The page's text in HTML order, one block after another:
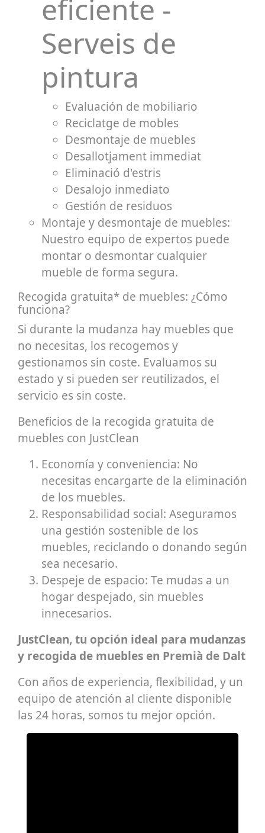
eficiente -
Serveis de
pintura
Evaluación de mobiliario
Reciclatge de mobles
Desmontaje de muebles
Desallotjament immediat
Eliminació d'estris
Desalojo inmediato
Gestión de residuos
Montaje y desmontaje de muebles:
Nuestro equipo de expertos puede
montar o desmontar cualquier
mueble de forma segura.
Recogida gratuita* de muebles: ¿Cómo
funciona?
Si durante la mudanza hay muebles que
no necesitas, los recogemos y
gestionamos sin coste. Evaluamos su
estado y si pueden ser reutilizados, el
servicio es sin coste.
Beneficios de la recogida gratuita de
muebles con JustClean
Economía y conveniencia: No
necesitas encargarte de la eliminación
de los muebles.
Responsabilidad social: Aseguramos
una gestión sostenible de los
muebles, reciclando o donando según
sea necesario.
Despeje de espacio: Te mudas a un
hogar despejado, sin muebles
innecesarios.
JustClean, tu opción ideal para mudanzas
y recogida de muebles en Premià de Dalt
Con años de experiencia, flexibilidad, y un
equipo de atención al cliente disponible
las 24 horas, somos tu mejor opción.